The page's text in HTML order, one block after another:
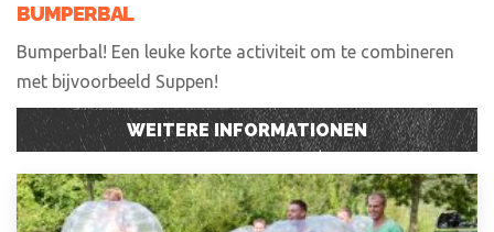
BUMPERBAL
Bumperbal! Een leuke korte activiteit om te combineren
met bijvoorbeeld Suppen!
WEITERE INFORMATIONEN